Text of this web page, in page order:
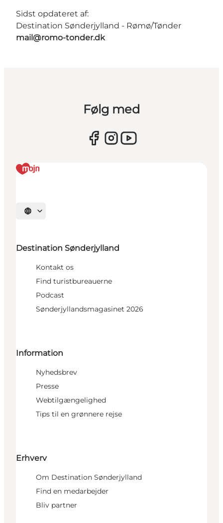
Sidst opdateret af:
Destination Sønderjylland - Rømø/Tønder
mail@romo-tonder.dk
Følg med
Vælg sprog
Destination Sønderjylland
Kontakt os
Find turistbureauerne
Podcast
Sønderjyllandsmagasinet 2026
Information
Nyhedsbrev
Presse
Webtilgængelighed
Tips til en grønnere rejse
Erhverv
Om Destination Sønderjylland
Find en medarbejder
Bliv partner